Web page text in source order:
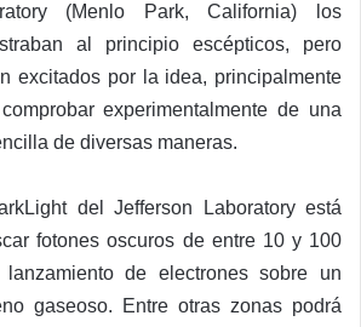
(Menlo Park, California) los
al principio escépticos, pero
excitados por la idea, principalmente
experimentalmente de una
de diversas maneras.
del Jefferson Laboratory está
fotones oscuros de entre 10 y 100
de electrones sobre un
gaseoso. Entre otras zonas podrá